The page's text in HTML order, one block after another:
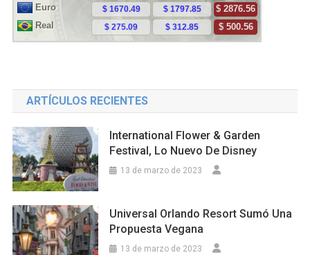
ARTÍCULOS RECIENTES
International Flower & Garden
Festival, Lo Nuevo De Disney
13 de marzo de 2023
Universal Orlando Resort Sumó Una
Propuesta Vegana
13 de marzo de 2023